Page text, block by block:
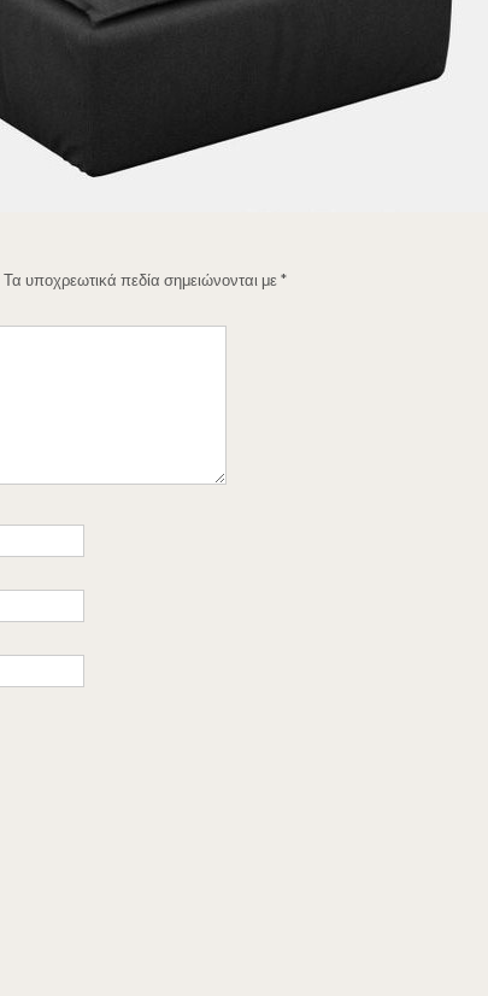
Τα υποχρεωτικά πεδία σημειώνονται με*